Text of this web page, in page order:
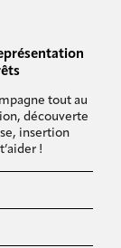
tout au
découverte
insertion
!